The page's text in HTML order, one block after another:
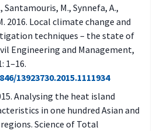
ohjauksessa
tontinluovutusehdot)
varautuminen?
Santamouris, M., Synnefa, A.,
2016. Local climate change and
techniques – the state of
Engineering and Management,
1–16.
13923730.2015.1111934
Analysing the heat island
in one hundred Asian and
Science of Total